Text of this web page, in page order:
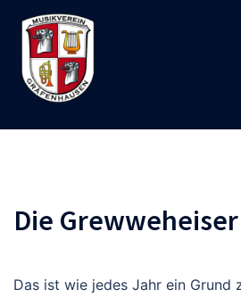
Inhalt
springen
Die
Das ist wie jedes Jahr ein Grund